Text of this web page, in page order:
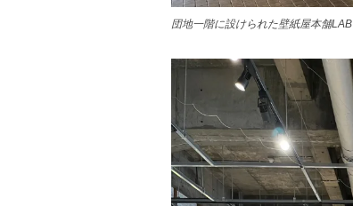
団地一階に設けられた壁紙屋本舗LAB